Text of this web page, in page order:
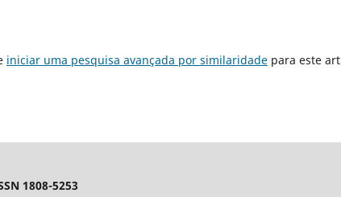
iniciar uma pesquisa avançada por similaridade para este
1808-5253